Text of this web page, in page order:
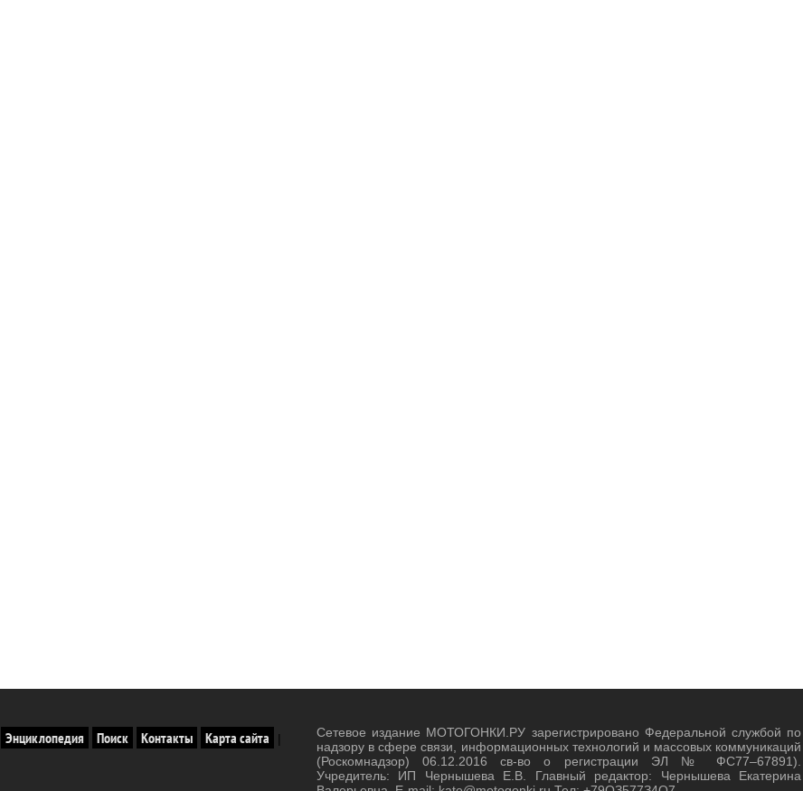
Энциклопедия Поиск Контакты Карта сайта |
Сетевое издание МОТОГОНКИ.РУ зарегистрировано Федеральной службой по
надзору в сфере связи, информационных технологий и массовых коммуникаций
(Роскомнадзор) 06.12.2016 св-во о регистрации ЭЛ № ФС77–67891).
Учредитель: ИП Чернышева Е.В. Главный редактор: Чернышева Екатерина